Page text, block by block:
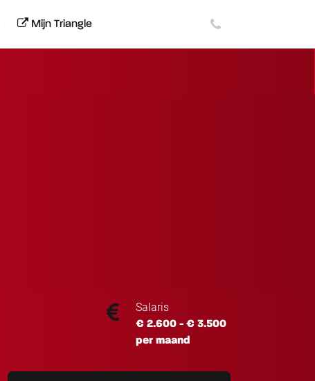
Mijn Triangle
Salaris
€ 2.600 - € 3.500
per maand